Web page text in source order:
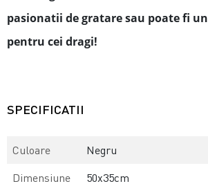
pasionatii de gratare sau poate fi
pentru cei dragi!
SPECIFICATII
Culoare
Negru
Dimensiune
50x35cm